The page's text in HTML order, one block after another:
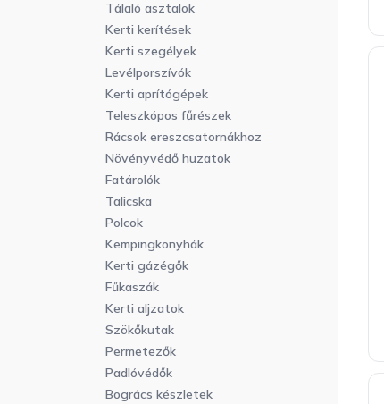
Tálaló asztalok
Kerti kerítések
Kerti szegélyek
Levélporszívók
Kerti aprítógépek
Teleszkópos fűrészek
Rácsok ereszcsatornákhoz
Növényvédő huzatok
Fatárolók
Talicska
Polcok
Kempingkonyhák
Kerti gázégők
Fűkaszák
Kerti aljzatok
Szökőkutak
Permetezők
Padlóvédők
Bogrács készletek